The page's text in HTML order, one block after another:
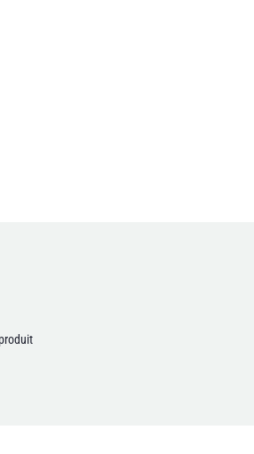
de confidentialité.